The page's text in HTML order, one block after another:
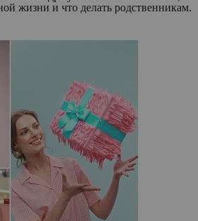
жизни и что делать родственникам.